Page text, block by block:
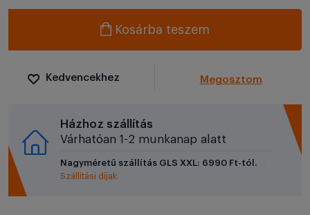
Kosárba teszem
Kedvencekhez Megosztom
Házhoz szállítás
Várhatóan 1-2 munkanap alatt
Nagyméretű szállítás GLS XXL: 6990 Ft-tól.
Szállítási díjak